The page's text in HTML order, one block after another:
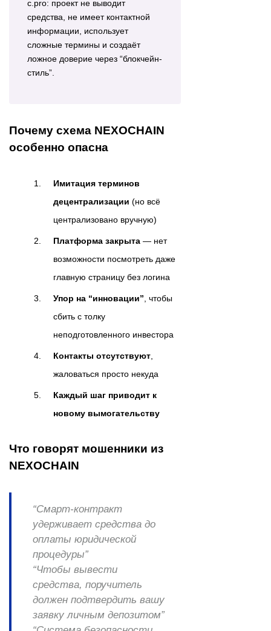
c.pro: проект не выводит
средства, не имеет контактной
информации, использует
сложные термины и создаёт
ложное доверие через “блокчейн-
стиль”.
Почему схема NEXOCHAIN
особенно опасна
Имитация терминов
децентрализации (но всё
централизовано вручную)
Платформа закрыта — нет
возможности посмотреть даже
главную страницу без логина
Упор на “инновации” , чтобы
сбить с толку
неподготовленного инвестора
Контакты отсутствуют
жаловаться просто некуда
Каждый шаг приводит к
новому вымогательству
Что говорят мошенники из
NEXOCHAIN
“Смарт-контракт
удерживает средства до
оплаты юридической
процедуры”
“Чтобы вывести
средства, поручитель
должен подтвердить вашу
заявку личным депозитом”